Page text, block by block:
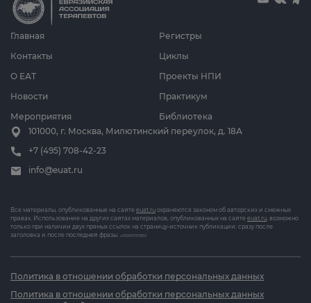
Главная
О ЕАТ
Новости
Мероприятия
Циклы
Проекты НПИ
Практикум
Библиотека
Регистры
Контакты
101000, г. Москва, Милютинский переулок, д. 18А
+7 (495) 708-42-23
info@euat.ru
Все материалы, опубликованные на сайте euat.ru охраняются законом об авторских и смежных
правах. Использование на других сайтах материалов, опубликованных на сайте euat.ru, возможно
только при наличии двух прямых ссылок на страницу-источник публикации: сразу после
заголовка и после последней фразы. v202607031833
Политика в отношении обработки персональных данных
Политика в отношении обработки персональных данных